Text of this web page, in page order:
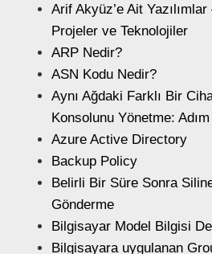
Arif Akyüz’e Ait
Projeler ve Teknolojiler
ARP Nedir?
ASN Kodu Nedir?
Aynı Ağdaki Farklı Bir
Konsolunu Yönetme: Adım
Azure Active Directory
Backup Policy
Belirli Bir Süre Sonra
Gönderme
Bilgisayar Model Bilgisi
Bilgisayara uygulanan